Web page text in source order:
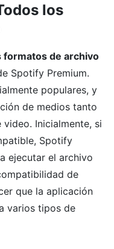
los
formatos de archivo
Spotify Premium.
populares, y
de medios tanto
Inicialmente, si
Spotify
ejecutar el archivo
de
que la aplicación
varios tipos de